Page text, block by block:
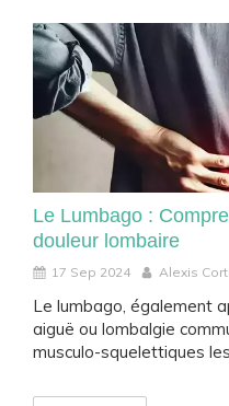
Le Lumbago :
douleur lombaire
17 Sep 2024 Alexis
Le lumbago, également
aiguë ou lombalgie
musculo-squelettiques